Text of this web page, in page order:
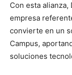
Con esta
empresa
convierte en un
Campus,
soluciones